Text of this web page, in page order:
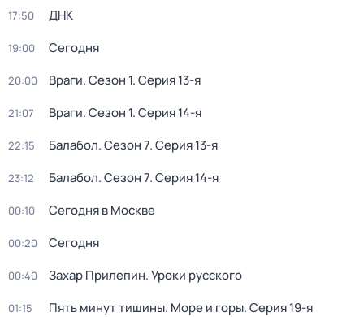
17:50 ДНК
19:00 Сегодня
20:00 Враги. Сезон 1. Серия 13-я
21:07 Враги. Сезон 1. Серия 14-я
22:15 Балабол. Сезон 7. Серия 13-я
23:12 Балабол. Сезон 7. Серия 14-я
00:10 Сегодня в Москве
00:20 Сегодня
00:40 Захар Прилепин. Уроки русского
01:15 Пять минут тишины. Море и горы. Серия 19-я